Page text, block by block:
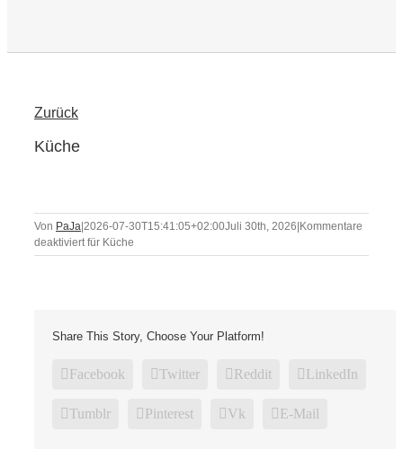
Zurück
Küche
Von PaJa 2026-07-30T15:41:05+02:00Juli 30th, 2026 Kommentare
deaktiviertfür Küche
Share This Story, Choose Your Platform!
Facebook Twitter Reddit LinkedIn
Tumblr Pinterest Vk E-Mail